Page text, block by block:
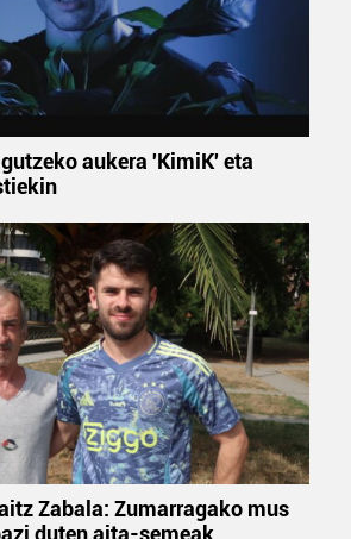
aukera 'KimiK' eta
Zabala: Zumarragako mus
duten aita-semeak